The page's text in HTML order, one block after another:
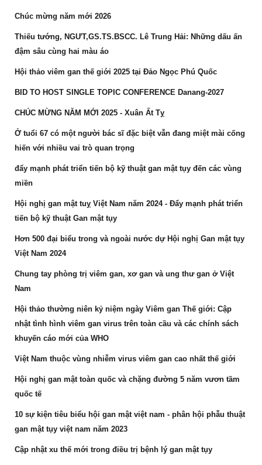
Chúc mừng năm mới 2026
Thiếu tướng, NGƯT,GS.TS.BSCC. Lê Trung Hải: Những dấu ấn
đậm sâu cùng hai màu áo
Hội thảo viêm gan thế giới 2025 tại Đảo Ngọc Phú Quốc
BID TO HOST SINGLE TOPIC CONFERENCE Danang-2027
CHÚC MỪNG NĂM MỚI 2025 - Xuân Ất Tỵ
Ở tuổi 67 có một người bác sĩ đặc biệt vẫn đang miệt mài cống
hiến với nhiều vai trò quan trọng
đẩy mạnh phát triển tiến bộ kỹ thuật gan mật tụy đến các vùng
miền
Hội nghị gan mật tuỵ Việt Nam năm 2024 - Đẩy mạnh phát triển
tiến bộ kỹ thuật Gan mật tụy
Hơn 500 đại biểu trong và ngoài nước dự Hội nghị Gan mật tụy
Việt Nam 2024
Chung tay phòng trị viêm gan, xơ gan và ung thư gan ở Việt
Nam
Hội thảo thường niên kỷ niệm ngày Viêm gan Thế giới: Cập
nhật tình hình viêm gan virus trên toàn cầu và các chính sách
khuyến cáo mới của WHO
Việt Nam thuộc vùng nhiễm virus viêm gan cao nhất thế giới
Hội nghị gan mật toàn quốc và chặng đường 5 năm vươn tầm
quốc tế
10 sự kiện tiêu biểu hội gan mật việt nam - phân hội phẫu thuật
gan mật tụy việt nam năm 2023
Cập nhật xu thế mới trong điều trị bệnh lý gan mật tụy